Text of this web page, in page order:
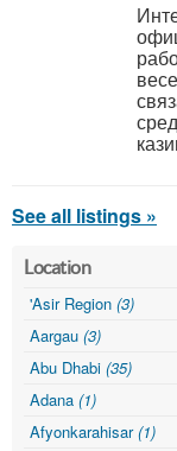
See all listings »
Location
'Asir Region (3)
Aargau (3)
Abu Dhabi (35)
Adana (1)
Afyonkarahisar(1)